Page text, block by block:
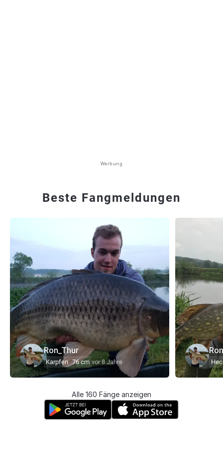
Werbung
Beste Fangmeldungen
Ron_Thur
Karpfen 76 cm vor 8 Jahre
Alle 160 Fänge anzeigen